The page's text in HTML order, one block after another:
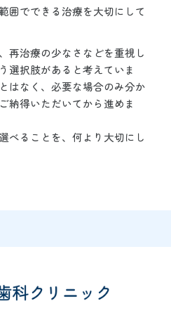
囲でできる治療を大切にして
再治療の少なさなどを重視し
選択肢があると考えていま
はなく、必要な場合のみ分か
納得いただいてから進めま
べることを、何より大切にし